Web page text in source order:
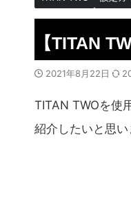
【TITAN
2021年8月22日
TITAN TWOを使
紹介したいと思い